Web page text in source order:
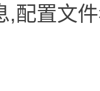
,配置文